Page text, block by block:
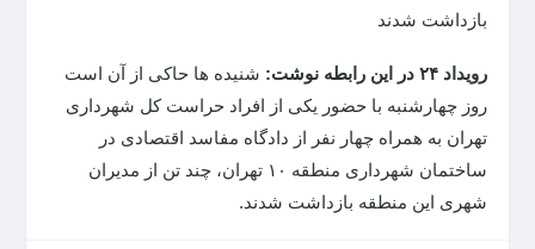
بازداشت شدند
رویداد ۲۴ در این رابطه نوشت:
شنیده ها حاکی از آن است
روز چهارشنبه با حضور یکی از افراد حراست کل شهرداری
تهران به همراه چهار نفر از دادگاه مفاسد اقتصادی در
ساختمان شهرداری منطقه ۱۰ تهران، چند تن از مدیران
شهری این منطقه بازداشت شدند.